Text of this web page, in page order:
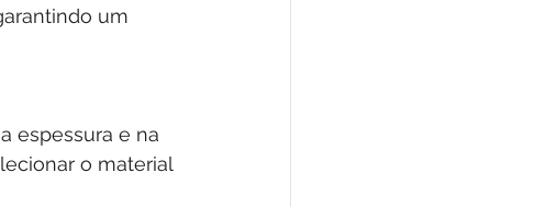
um
espessura e na
o material